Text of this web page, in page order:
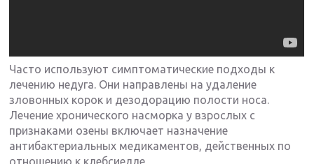
Часто используют симптоматические подходы к
лечению недуга. Они направлены на удаление
зловонных корок и дезодорацию полости носа.
Лечение хронического насморка у взрослых с
признаками озены включает назначение
антибактериальных медикаментов, действенных по
отношению к клебсиелле.